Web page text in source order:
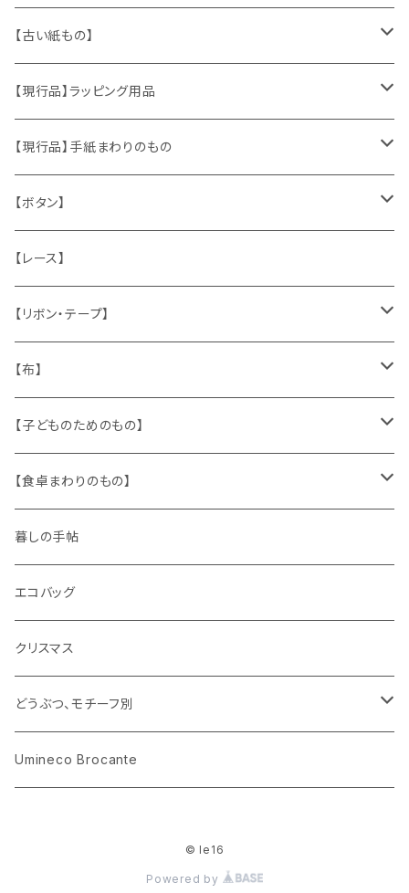
ヴィンテージアクセサリー
おもちゃ、ぬいぐるみ
くま、テディベア
うさぎ
ザントマン
キャラクター
ピノキオ
ヴィンテージファブリック
ハンドメイド製品
お部屋に飾るもの
メタル製品
缶、箱
陶磁器
文房具
木製品
ミニチュア、ドールハウス
【古い紙もの】
切手、FDC
ポストカード、カレンダー
マッチラベル、食品ラベル
蔵書票、荷札、ビュバー、伝票
シール、ステッカー、クロモス
袋、箱、ナプキン、コースター
パズル、ゲーム
古本、古雑誌、古えほん
古レコード
古せっけん
ラッピングペーパー、壁紙
【現行品】ラッピング用品
伝票、タグ、シール
袋、ラッピングペーパー
ひも、テープ
【現行品】手紙まわりのもの
封筒、ポストカード
切手
スタンプ
文房具
【ボタン】
木
貝
メタル
ガラス
プラスチック
紙
【レース】
【リボン・テープ】
チロルテープ・イニシャルテープ
トリム
ワッペン
【布】
キッチンクロス、ナプキン
ニット
布地
【子どものためのもの】
身に着けるもの
【食卓まわりのもの】
ガラス
花びん
小物入れ
陶磁器
カップアンドソーサー
プレート
木製品
ホーロー
メタル
暮しの手帖
エコバッグ
クリスマス
どうぶつ、モチーフ別
くま、ベア
Umineco Brocante
© le16
Powered by